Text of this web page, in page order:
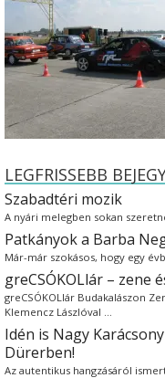
LEGFRISSEBB
Szabadtéri mozik
A nyári melegben sokan
Patkányok a Barba
Már-már szokásos, hogy egy
greCSÓKOLlár – zene
greCSÓKOLlár Budakalászon
Klemencz Lászlóval …
Idén is Nagy
Dürerben!
Az autentikus hangzásáról